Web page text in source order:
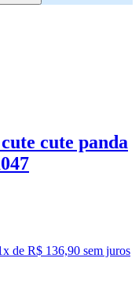
cute panda
x de R$ 136,90 sem juros